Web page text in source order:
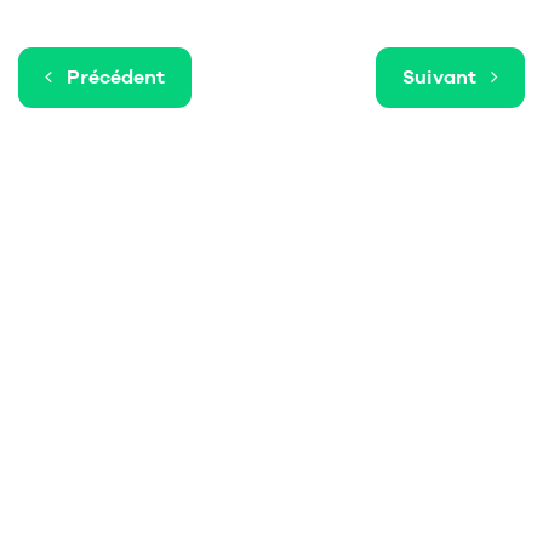
Précédent Suivant